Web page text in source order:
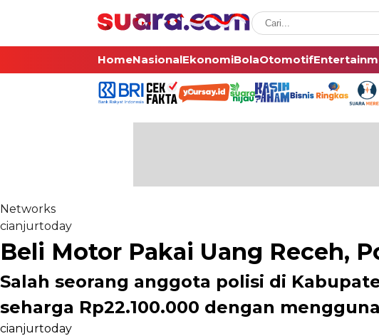
HomeNasionalEkonomiBolaOtomotif
Networks
cianjurtoday
Beli Motor Pakai Uang Receh,
Salah seorang anggota polisi di
seharga Rp22.100.000 dengan
cianjurtoday